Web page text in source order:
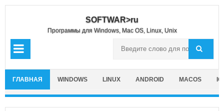
SOFTWAR>ru
Программы для Windows, Mac OS, Linux, Unix
ГЛАВНАЯ WINDOWS LINUX ANDROID MACOS